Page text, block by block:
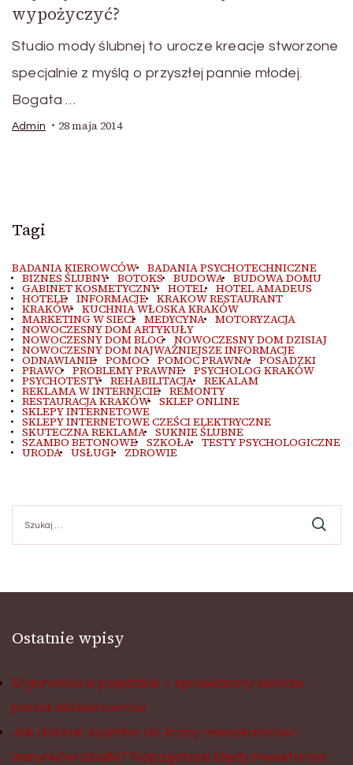
wypożyczyć?
Studio mody ślubnej to urocze kreacje stworzone
specjalnie z myślą o przyszłej pannie młodej.
Bogata …
Admin 28 maja 2014
Tagi
BADANIA KIEROWCÓW BADANIA PSYCHOTECHNICZNE
BIZNES ŚLUBNY BOTOKS BUDOWA BUDOWA DOMU
GABINET KOSMETYCZNY HOTEL HOTEL AMADEUS
HOTELE INFORMACJE KRAKOW RESTAURANT
KRAKÓW KUCHNIA WŁOSKA KRAKÓW
MARKETING W SIECI MEDYCYNA MOTORYZACJA
NOWOCZESNY DOM ARTYKUŁY
NOWOCZESNY DOM BLOG NOWOCZESNY DOM DZISIAJ
NOWOCZESNY DOM NAJWAŻNIEJSZE INFORMACJE
ODNAWIANIE POMOC POMOC PRAWNA POSADZKI
PRAWO PROBLEMY PRAWNE PSYCHOLOG KRAKÓW
PSYCHOTESTY REHABILITACJA REKALAM
REKLAMA W INTERNECIE REMONTY
RESTAURACJA KRAKÓW SKLEP ONLINE
SKLEPY INTERNETOWE
SKLEPY INTERNETOWE CZEŚCI ELEKTRYCZNE
SKUTECZNA REKLAMA SUKNIE ŚLUBNE
SZAMBO BETONOWE SZKOŁA TESTY PSYCHOLOGICZNE
URODA USŁUGI ZDROWIE
Ostatnie wpisy
Ergonomia w pojeździe – sprawdzony zestaw
porad dla kierowców
Jak dobrać szambo do liczby mieszkańców i
warunków działki? Najczęstsze błędy inwestorów.